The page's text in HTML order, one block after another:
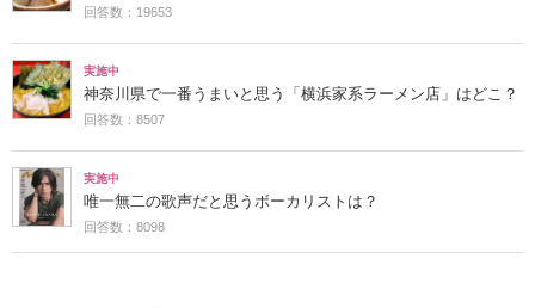
回答数：19653
実施中
神奈川県で一番うまいと思う「横浜家系ラーメン店」はどこ？
回答数：8507
実施中
唯一無二の歌声だと思うボーカリストは？
回答数：8098